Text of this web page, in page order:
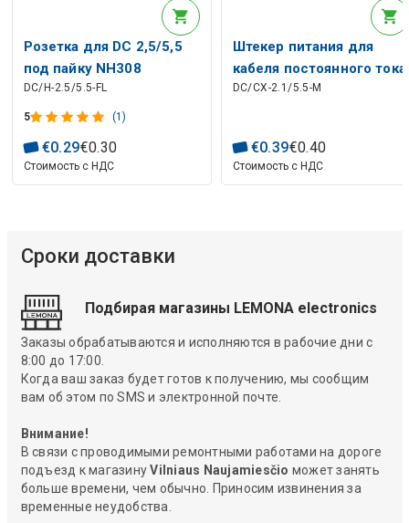
Розетка для DC 2,5/5,5
под пайку NH308
DC/H-2.5/5.5-FL
5 (1)
€0.29€0.30
Стоимость с НДС
Штекер питания для
кабеля постоянного тока
2,1 / 5,5 мм под пайку
DC/CX-2.1/5.5-M
€0.39€0.40
Стоимость с НДС
Сроки доставки
Подбирая магазины LEMONA electronics
Заказы обрабатываются и исполняются в рабочие дни с
8:00 до 17:00.
Когда ваш заказ будет готов к получению, мы сообщим
вам об этом по SMS и электронной почте.
Внимание!
В связи с проводимыми ремонтными работами на дороге
подъезд к магазинуVilniaus Naujamiesčio может занять
больше времени, чем обычно. Приносим извинения за
временные неудобства.